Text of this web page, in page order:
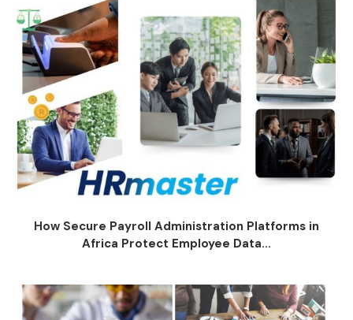
How Secure Payroll Administration Platforms in
Africa Protect Employee Data...